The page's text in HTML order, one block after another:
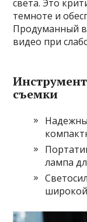
света. Это
темноте и
Продуманный
видео при
съемки
лампа